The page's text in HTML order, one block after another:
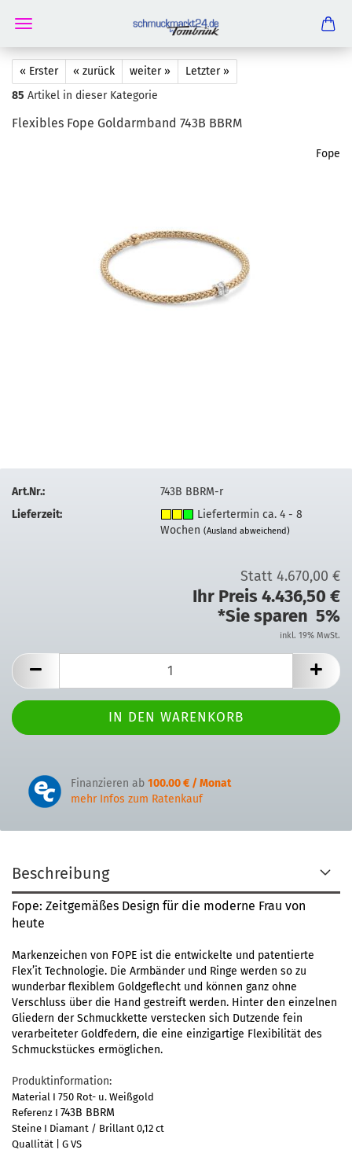
« Erster « zurück weiter »
Letzter »
85 Artikel in dieser Kategorie
Fle­xi­bles Fope Goldarm­band 743B BBRM
Fope
Art.Nr.:
743B BBRM-r
Lieferzeit:
Liefertermin ca. 4 - 8
Wochen(Ausland abweichend)
Statt 4.670,00 €
Ihr Preis 4.436,50 €
*Sie sparen 5%
inkl. 19% MwSt.
Finanzieren ab 100.00 € / Monat
mehr Infos zum Ratenkauf
Beschreibung
Fope: Zeitgemäßes Design für die moderne Frau von
heute
Markenzeichen von FOPE ist die entwickelte und patentierte
Flex’it Technologie. Die Armbänder und Ringe werden so zu
wunderbar flexiblem Goldgeflecht und können ganz ohne
Verschluss über die Hand gestreift werden. Hinter den einzelnen
Gliedern der Schmuckkette verstecken sich Dutzende fein
verarbeiteter Goldfedern, die eine einzigartige Flexibilität des
Schmuckstückes ermöglichen.
Produktinformation:
Material I 750 Rot- u. Weißgold
Referenz I 743B BBRM
Steine I Diamant / Brillant 0,12 ct
Quallität | G VS